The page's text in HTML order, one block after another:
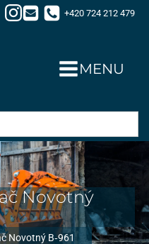
+420 724 212 479
MENU
Novotný
Novotný B‑961